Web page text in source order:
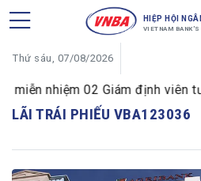
HIỆP HỘI
VIETNAM
Thứ sáu, 07/08/2026
nhiệm 02 Giám định viên tư
LÃI TRÁI PHIẾU VBA123036